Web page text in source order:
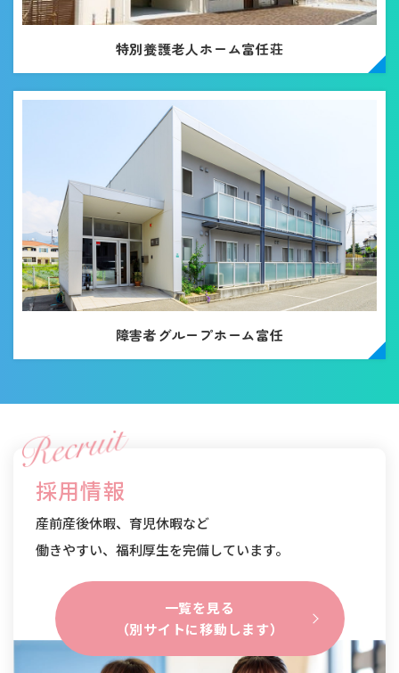
特別養護老人ホーム富任荘
障害者グループホーム富任
採用情報
産前産後休暇、育児休暇など
働きやすい、福利厚生を完備しています。
一覧を見る
（別サイトに移動します）